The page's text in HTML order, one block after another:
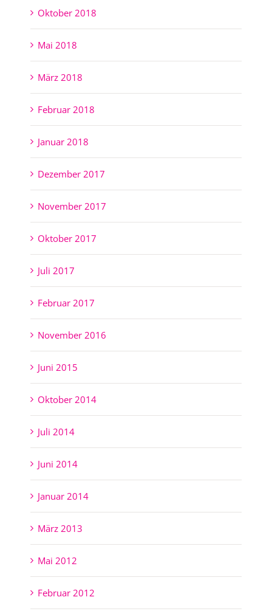
Oktober 2018
Mai 2018
März 2018
Februar 2018
Januar 2018
Dezember 2017
November 2017
Oktober 2017
Juli 2017
Februar 2017
November 2016
Juni 2015
Oktober 2014
Juli 2014
Juni 2014
Januar 2014
März 2013
Mai 2012
Februar 2012